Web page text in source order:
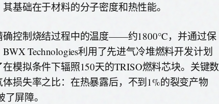
基础在于材料的分子密度和热性能。
确控制烧结过程中的温度——约1800°C，并通过保
Technologies利用了先进气冷堆燃料开发计划
模拟条件下辐照150天的TRISO燃料芯块。关键数
损失率之比：在热暴露后，不到1%的裂变产物
屏障。